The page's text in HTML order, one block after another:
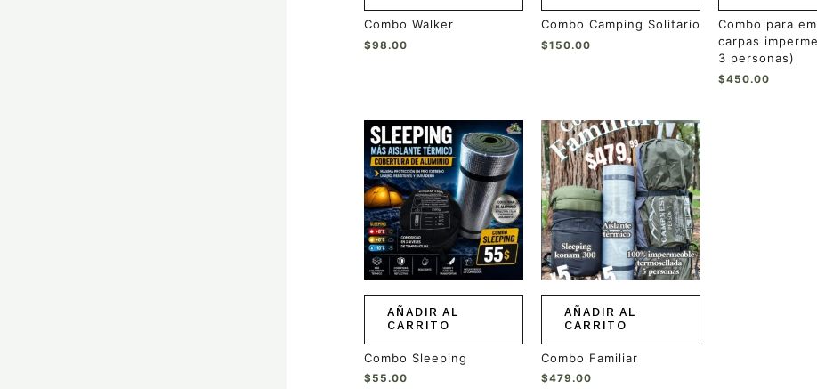
Combo Walker
$98.00
Combo Camping Solitario
$150.00
Combo para
carpas
3 personas)
$450.00
AÑADIR AL
CARRITO
Combo Sleeping
$55.00
AÑADIR AL
CARRITO
Combo Familiar
$479.00